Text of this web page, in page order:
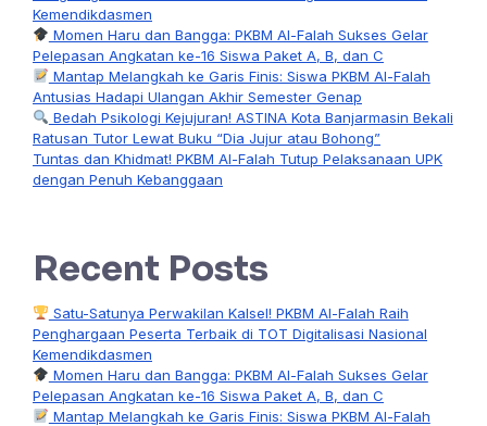
Kemendikdasmen
Momen Haru dan Bangga: PKBM Al-Falah Sukses Gelar
Pelepasan Angkatan ke-16 Siswa Paket A, B, dan C
Mantap Melangkah ke Garis Finis: Siswa PKBM Al-Falah
Antusias Hadapi Ulangan Akhir Semester Genap
Bedah Psikologi Kejujuran! ASTINA Kota Banjarmasin Bekali
Ratusan Tutor Lewat Buku “Dia Jujur atau Bohong”
Tuntas dan Khidmat! PKBM Al-Falah Tutup Pelaksanaan UPK
dengan Penuh Kebanggaan
Recent Posts
Satu-Satunya Perwakilan Kalsel! PKBM Al-Falah Raih
Penghargaan Peserta Terbaik di TOT Digitalisasi Nasional
Kemendikdasmen
Momen Haru dan Bangga: PKBM Al-Falah Sukses Gelar
Pelepasan Angkatan ke-16 Siswa Paket A, B, dan C
Mantap Melangkah ke Garis Finis: Siswa PKBM Al-Falah